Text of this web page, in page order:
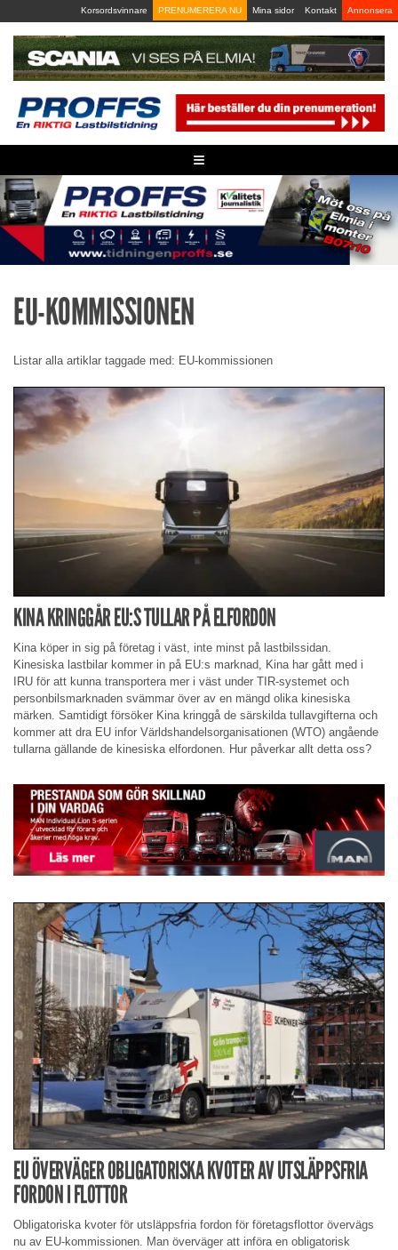
to
content
Korsordsvinnare PRENUMERERA NU Mina sidor Kontakt Annonsera
≡
EU-KOMMISSIONEN
Listar alla artiklar taggade med: EU-kommissionen
KINA KRINGGÅR EU:S TULLAR PÅ ELFORDON
Kina köper in sig på företag i väst, inte minst på lastbilssidan.
Kinesiska lastbilar kommer in på EU:s marknad, Kina har gått med i
IRU för att kunna transportera mer i väst under TIR-systemet och
personbilsmarknaden svämmar över av en mängd olika kinesiska
märken. Samtidigt försöker Kina kringgå de särskilda tullavgifterna och
kommer att dra EU infor Världshandelsorganisationen (WTO) angående
tullarna gällande de kinesiska elfordonen. Hur påverkar allt detta oss?
EU ÖVERVÄGER OBLIGATORISKA KVOTER AV UTSLÄPPSFRIA
FORDON I FLOTTOR
Obligatoriska kvoter för utsläppsfria fordon för företagsflottor övervägs
nu av EU-kommissionen. Man överväger att införa en obligatorisk